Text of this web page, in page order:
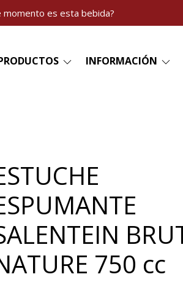
es esta bebida?
INFORMACIÓN
750 cc